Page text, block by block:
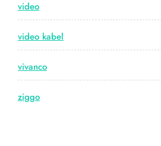
video
video kabel
vivanco
ziggo